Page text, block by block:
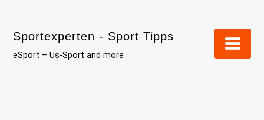
content
Sportexperten - Sport Tipps
eSport – Us-Sport and more